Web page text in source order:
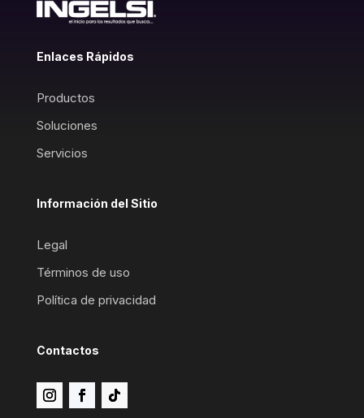
Enlaces Rápidos
Productos
Soluciones
Servicios
Información del Sitio
Legal
Términos de uso
Política de privacidad
Contactos